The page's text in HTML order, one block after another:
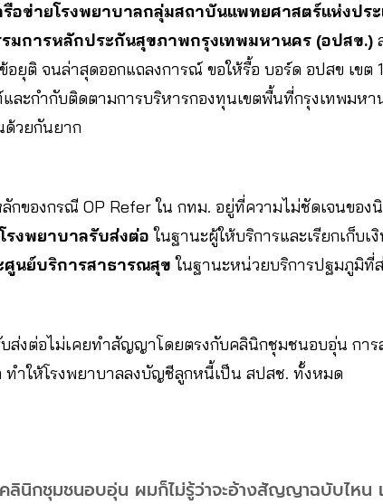
รือข่ายโรงพยาบาลกลุ่มสถาบันแพทยศาสตร์แห่งประ
มการหลักประกันสุขภาพกรุงเทพมหานคร (อปสข.)
อยุติ จนล่าสุดออกแถลงการณ์ ขอให้รื้อ บอร์ด อปสข เขต
ละกำกับติดตามการบริหารกองทุนเขตพื้นที่กรุงเทพมหา
ด้วยกันยาก
ของกรณี OP Refer ใน กทม. อยู่ที่ความไม่ชัดเจนของ
รงพยาบาลรับส่งต่อ ในฐานะผู้ให้บริการและเรียกเก็บเ
นย์บริการสาธารณสุขในฐานะหน่วยบริการปฐมภูมิที่
ส่งต่อไม่เคยทำสัญญาโดยตรงกับคลินิกชุมชนอบอุ่น การ
ทำให้โรงพยาบาลลงบัญชีลูกหนี้เป็น สปสช. ทั้งหมด
คลินิกชุมชนอบอุ่น ผมก็ไม่รู้ว่าจะอ้างสัญญาฉบับไหน เ